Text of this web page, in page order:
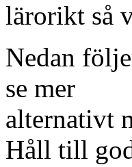
lärorikt så
Nedan
se mer
alternativt
Håll till